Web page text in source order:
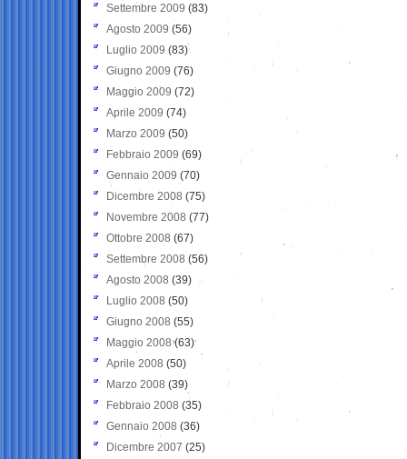
Settembre 2009 (83)
Agosto 2009 (56)
Luglio 2009 (83)
Giugno 2009 (76)
Maggio 2009 (72)
Aprile 2009 (74)
Marzo 2009 (50)
Febbraio 2009 (69)
Gennaio 2009 (70)
Dicembre 2008 (75)
Novembre 2008 (77)
Ottobre 2008 (67)
Settembre 2008 (56)
Agosto 2008 (39)
Luglio 2008 (50)
Giugno 2008 (55)
Maggio 2008(63)
Aprile 2008 (50)
Marzo 2008 (39)
Febbraio 2008 (35)
Gennaio 2008 (36)
Dicembre 2007 (25)